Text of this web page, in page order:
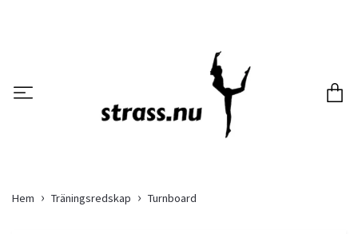
Hem Träningsredskap Turnboard